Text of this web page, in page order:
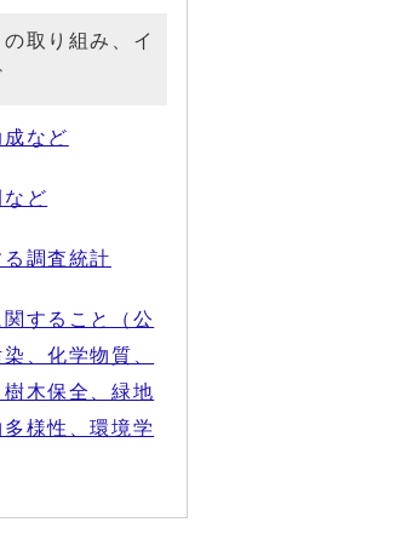
取り組み、イ
など
ど
調査統計
すること（公
、化学物質、
樹木保全、緑地
様性、環境学